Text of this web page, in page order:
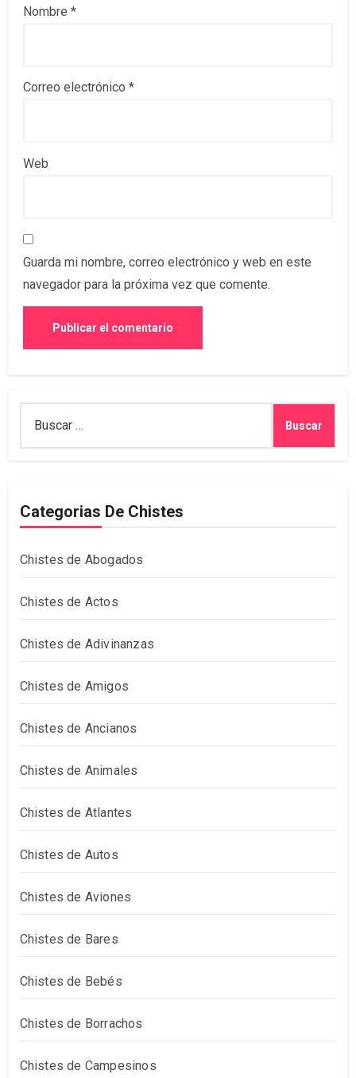
Nombre *
Correo electrónico *
Web
Guarda mi nombre, correo electrónico y web en este
navegador para la próxima vez que comente.
Categorias De Chistes
Chistes de Abogados
Chistes de Actos
Chistes de Adivinanzas
Chistes de Amigos
Chistes de Ancianos
Chistes de Animales
Chistes de Atlantes
Chistes de Autos
Chistes de Aviones
Chistes de Bares
Chistes de Bebés
Chistes de Borrachos
Chistes de Campesinos